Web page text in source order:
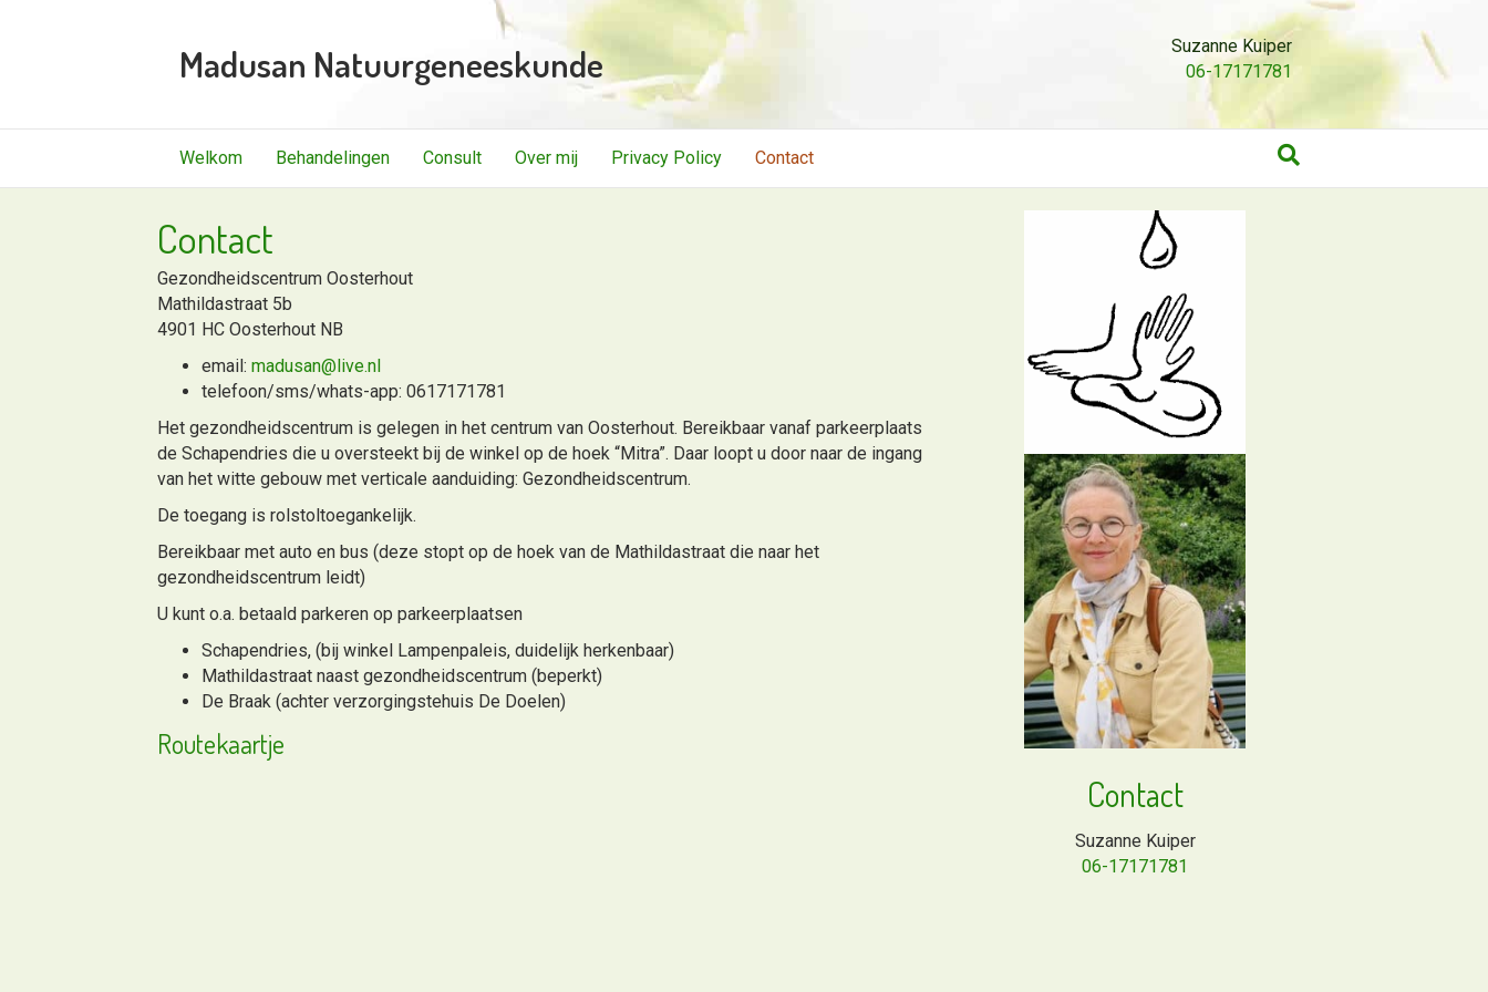
Madusan Natuurgeneeskunde
Suzanne Kuiper
06-17171781
Welkom Behandelingen Consult Over mij Privacy Policy Contact
Contact
Gezondheidscentrum Oosterhout
Mathildastraat 5b
4901 HC Oosterhout NB
email: madusan@live.nl
telefoon/sms/whats-app: 0617171781
Het gezondheidscentrum is gelegen in het centrum van Oosterhout. Bereikbaar vanaf parkeerplaats
de Schapendries die u oversteekt bij de winkel op de hoek “Mitra”. Daar loopt u door naar de ingang
van het witte gebouw met verticale aanduiding: Gezondheidscentrum.
De toegang is rolstoltoegankelijk.
Bereikbaar met auto en bus (deze stopt op de hoek van de Mathildastraat die naar het
gezondheidscentrum leidt)
U kunt o.a. betaald parkeren op parkeerplaatsen
Schapendries, (bij winkel Lampenpaleis, duidelijk herkenbaar)
Mathildastraat naast gezondheidscentrum (beperkt)
De Braak (achter verzorgingstehuis De Doelen)
Routekaartje
Contact
Suzanne Kuiper
06-17171781